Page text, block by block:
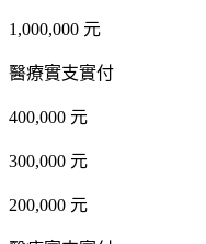
1,000,000 元
醫療實支實付
400,000 元
300,000 元
200,000 元